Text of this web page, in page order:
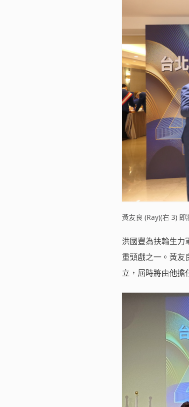
黃友良 (Ray)(右 3) 即
洪國豐為扶輪生力
重頭戲之一。黃友
立，屆時將由他擔